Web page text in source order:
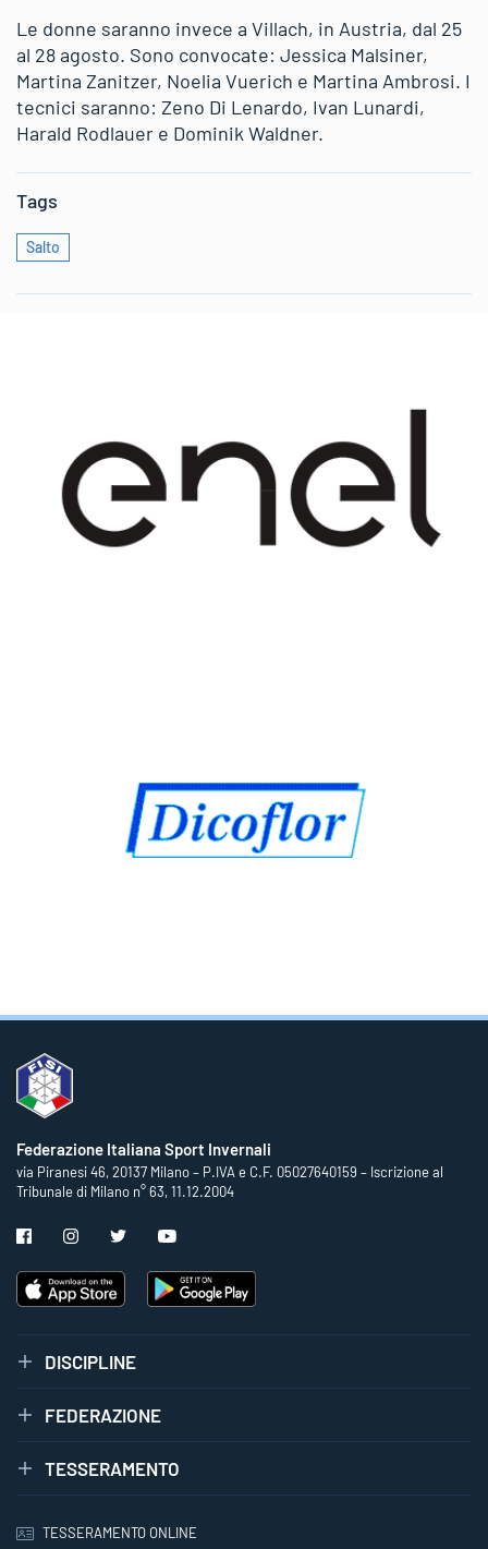
Le donne saranno invece a Villach, in Austria, dal 25
al 28 agosto. Sono convocate: Jessica Malsiner,
Martina Zanitzer, Noelia Vuerich e Martina Ambrosi. I
tecnici saranno: Zeno Di Lenardo, Ivan Lunardi,
Harald Rodlauer e Dominik Waldner.
Tags
Salto
Federazione Italiana Sport Invernali
via Piranesi 46, 20137 Milano – P.IVA e C.F. 05027640159 – Iscrizione al
Tribunale di Milano n° 63, 11.12.2004
DISCIPLINE
FEDERAZIONE
TESSERAMENTO
TESSERAMENTO ONLINE